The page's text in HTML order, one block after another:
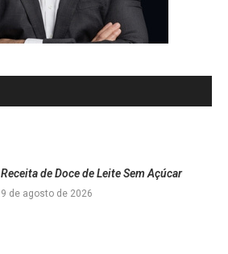
Receita de Doce de Leite Sem Açúcar
9 de agosto de 2026